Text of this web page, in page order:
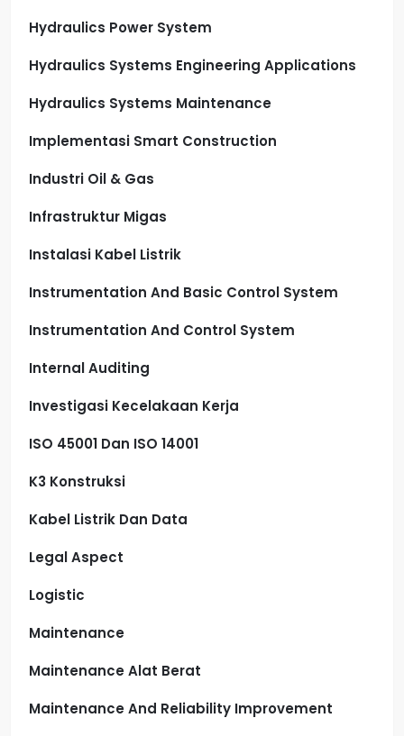
Hydraulics Power System
Hydraulics Systems Engineering Applications
Hydraulics Systems Maintenance
Implementasi Smart Construction
Industri Oil & Gas
Infrastruktur Migas
Instalasi Kabel Listrik
Instrumentation And Basic Control System
Instrumentation And Control System
Internal Auditing
Investigasi Kecelakaan Kerja
ISO 45001 Dan ISO 14001
K3 Konstruksi
Kabel Listrik Dan Data
Legal Aspect
Logistic
Maintenance
Maintenance Alat Berat
Maintenance And Reliability Improvement